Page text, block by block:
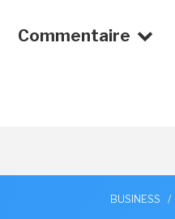
Commentaire
BUSINESS /